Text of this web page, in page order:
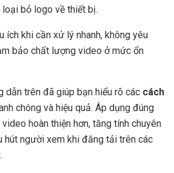
bỏ logo về thiết bị.
ích khi cần xử lý nhanh, không yêu
bảo chất lượng video ở mức ổn
dẫn trên đã giúp bạn hiểu rõ các cách
chóng và hiệu quả. Áp dụng đúng
hoàn thiện hơn, tăng tính chuyên
hút người xem khi đăng tải trên các